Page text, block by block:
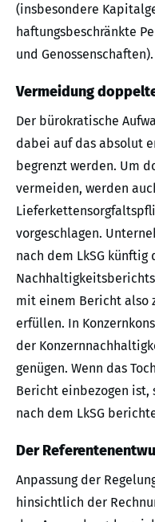
(insbesondere
haftungsbeschränkte
und Genossenschaften).
Vermeidung
Der bürokratische
dabei auf das absolut
begrenzt werden. Um
vermeiden, werden
vorgeschlagen.
nach dem LkSG künftig
mit einem Bericht also
erfüllen. In
der
genügen. Wenn das
Bericht einbezogen
nach dem LkSG
Der
Anpassung der
hinsichtlich der